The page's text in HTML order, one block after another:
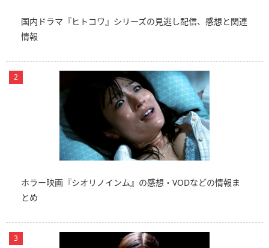
国内ドラマ『ヒトコワ』シリーズの見逃し配信、感想と関連
情報
ホラー映画『シオリノインム』の感想・VODなどの情報ま
とめ